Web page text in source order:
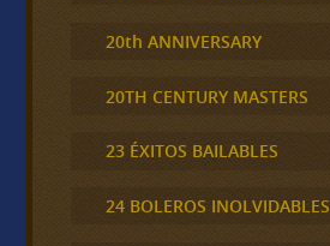
20th ANNIVERSARY
20TH CENTURY MASTERS
23 ÉXITOS BAILABLES
24 BOLEROS INOLVIDABLES